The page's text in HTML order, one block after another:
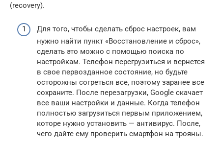
(recovery).
Для того, чтобы сделать сброс настроек, вам
нужно найти пункт «Восстановление и сброс»,
сделать это можно с помощью поиска по
настройкам. Телефон перегрузиться и вернется
в свое первозданное состояние, но будьте
осторожны согреться все, поэтому заранее все
сохраните. После перезагрузки, Google скачает
все ваши настройки и данные. Когда телефон
полностью загрузиться первым приложением,
которе нужно установить — антивирус. После,
чего дайте ему проверить смартфон на трояны.